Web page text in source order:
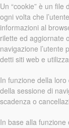
Un “cookie” è un
ogni volta che
informazioni al
rilette ed aggiornate
navigazione l’utente
detti siti web e
In funzione della
della sessione di
scadenza o
In base alla